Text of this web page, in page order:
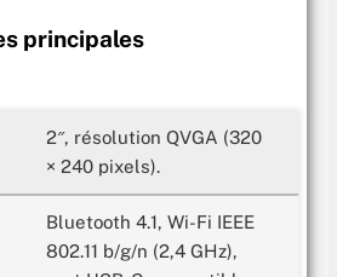
principales
2″, résolution QVGA (320
× 240 pixels).
Bluetooth 4.1, Wi-Fi IEEE
802.11 b/g/n (2,4 GHz),